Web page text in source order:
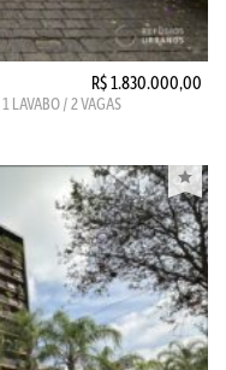
R$ 1.830.000,00
LAVABO / 2 VAGAS